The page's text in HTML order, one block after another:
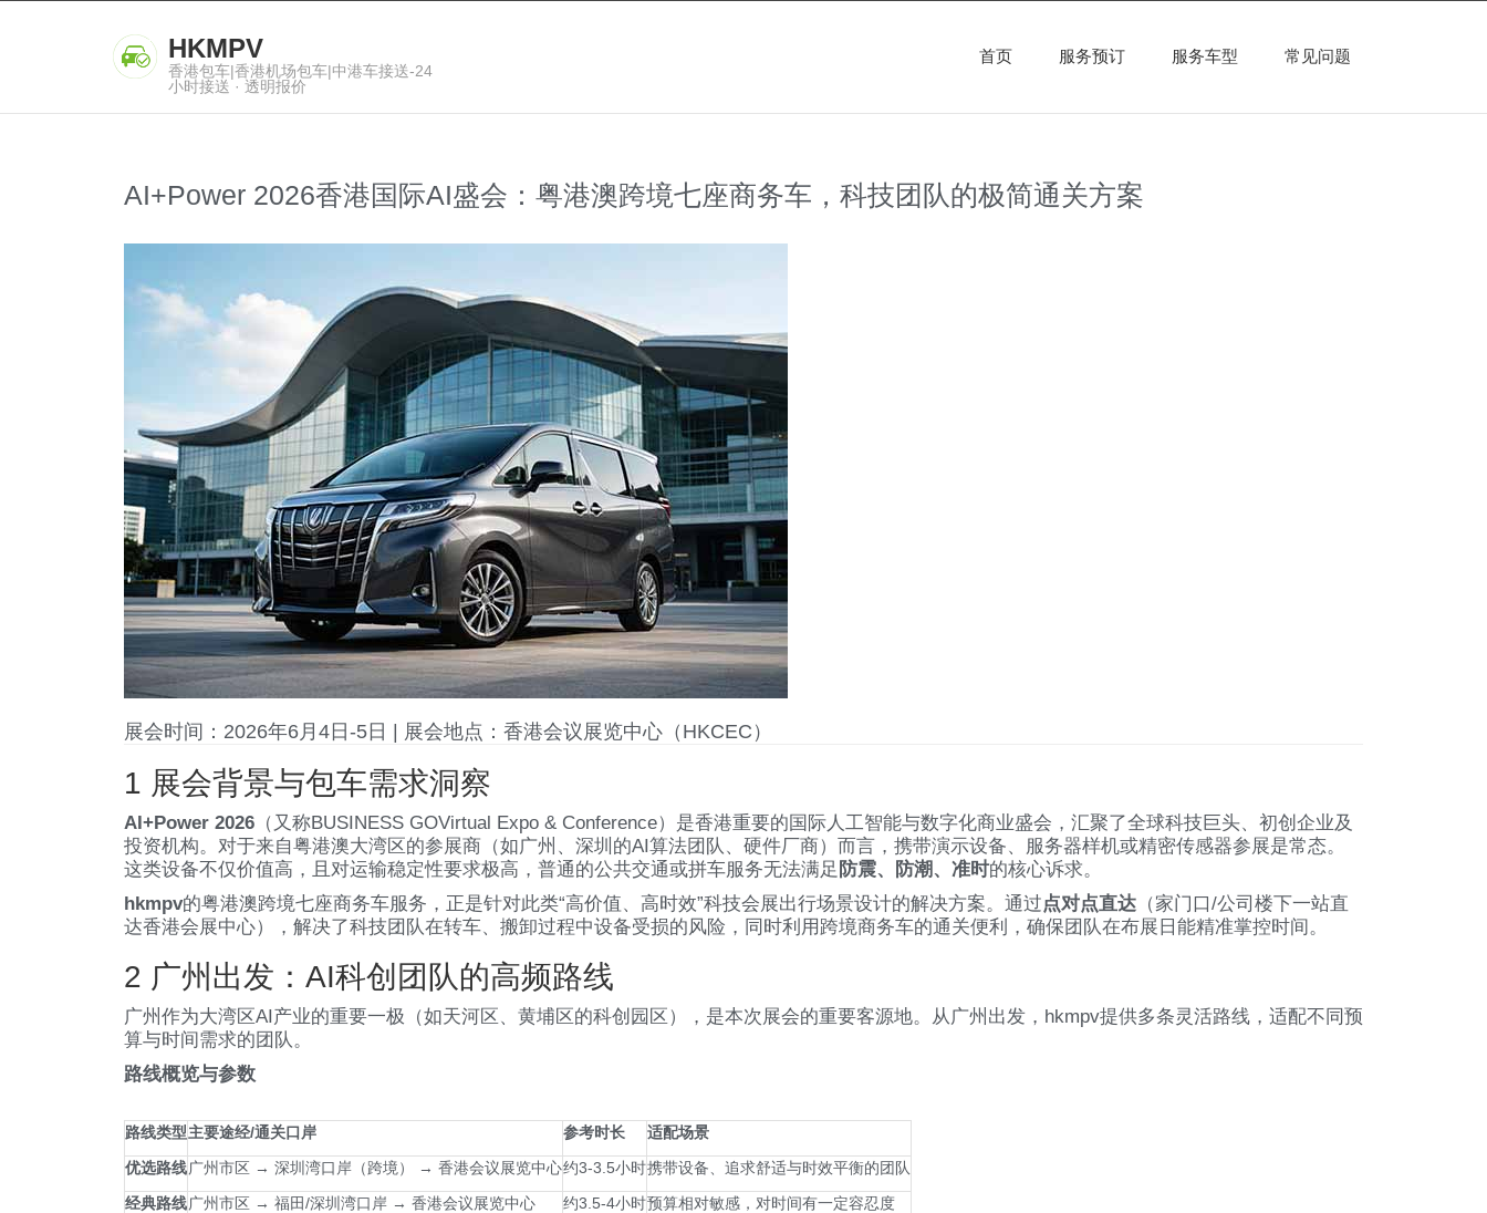
HKMPV
香港包车|香港机场包车|中港车接送-24
小时接送 · 透明报价
首页 服务预订 服务车型 常见问题
AI+Power 2026香港国际AI盛会：粤港澳跨境七座商务车，科技团队的极简通关方案
展会时间：2026年6月4日-5日 | 展会地点：香港会议展览中心（HKCEC）
1 展会背景与包车需求洞察
AI+Power 2026 （又称BUSINESS GOVirtual Expo & Conference）是香港重要的国际人工智能与数字化商业盛会，汇聚了全球科技巨头、初创企业及
投资机构。对于来自粤港澳大湾区的参展商（如广州、深圳的AI算法团队、硬件厂商）而言，携带演示设备、服务器样机或精密传感器参展是常态。
这类设备不仅价值高，且对运输稳定性要求极高，普通的公共交通或拼车服务无法满足 防震、防潮、准时的核心诉求。
hkmpv的粤港澳跨境七座商务车服务，正是针对此类“高价值、高时效”科技会展出行场景设计的解决方案。通过点对点直达 （家门口/公司楼下一站直
达香港会展中心），解决了科技团队在转车、搬卸过程中设备受损的风险，同时利用跨境商务车的通关便利，确保团队在布展日能精准掌控时间。
2 广州出发：AI科创团队的高频路线
广州作为大湾区AI产业的重要一极（如天河区、黄埔区的科创园区），是本次展会的重要客源地。从广州出发，hkmpv提供多条灵活路线，适配不同预
算与时间需求的团队。
路线概览与参数
路线类型主要途经/通关口岸 参考时长
适配场景
优选路线广州市区 → 深圳湾口岸（跨境） → 香港会议展览中心约3-3.5小时携带设备、追求舒适与时效平衡的团队
经典路线广州市区 → 福田/深圳湾口岸 → 香港会议展览中心 约3.5-4小时预算相对敏感，对时间有一定容忍度